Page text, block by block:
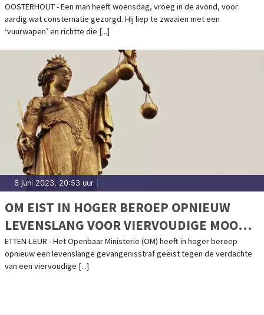
OOSTERHOUT - Een man heeft woensdag, vroeg in de avond, voor
aardig wat consternatie gezorgd. Hij liep te zwaaien met een
‘vuurwapen’ en richtte die [...]
6 juni 2023, 20:53 uur
OM EIST IN HOGER BEROEP OPNIEUW
LEVENSLANG VOOR VIERVOUDIGE MOORD
ETTEN-LEUR
ETTEN-LEUR - Het Openbaar Ministerie (OM) heeft in hoger beroep
opnieuw een levenslange gevangenisstraf geëist tegen de verdachte
van een viervoudige [...]